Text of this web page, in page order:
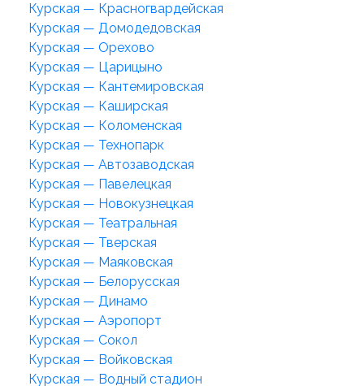
Курская — Красногвардейская
Курская — Домодедовская
Курская — Орехово
Курская — Царицыно
Курская — Кантемировская
Курская — Каширская
Курская — Коломенская
Курская — Технопарк
Курская — Автозаводская
Курская — Павелецкая
Курская — Новокузнецкая
Курская — Театральная
Курская — Тверская
Курская — Маяковская
Курская — Белорусская
Курская — Динамо
Курская — Аэропорт
Курская — Сокол
Курская — Войковская
Курская — Водный стадион